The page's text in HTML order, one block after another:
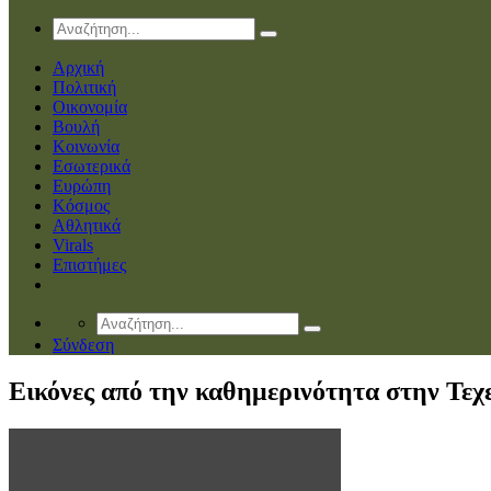
Αρχική
Πολιτική
Οικονομία
Βουλή
Κοινωνία
Εσωτερικά
Ευρώπη
Κόσμος
Αθλητικά
Virals
Επιστήμες
Σύνδεση
Εικόνες από την καθημερινότητα στην